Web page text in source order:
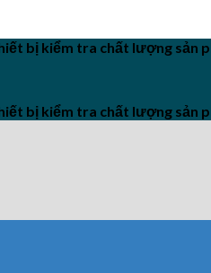
bị kiểm tra chất lượng sản
bị kiểm tra chất lượng sản